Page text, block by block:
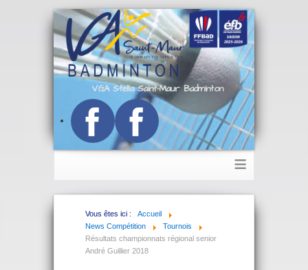
VGA Stella Saint-Maur Badminton
≡
Vous êtes ici :
Accueil
News Compétition
Tournois
Résultats championnats régional senior
André Guillier 2018